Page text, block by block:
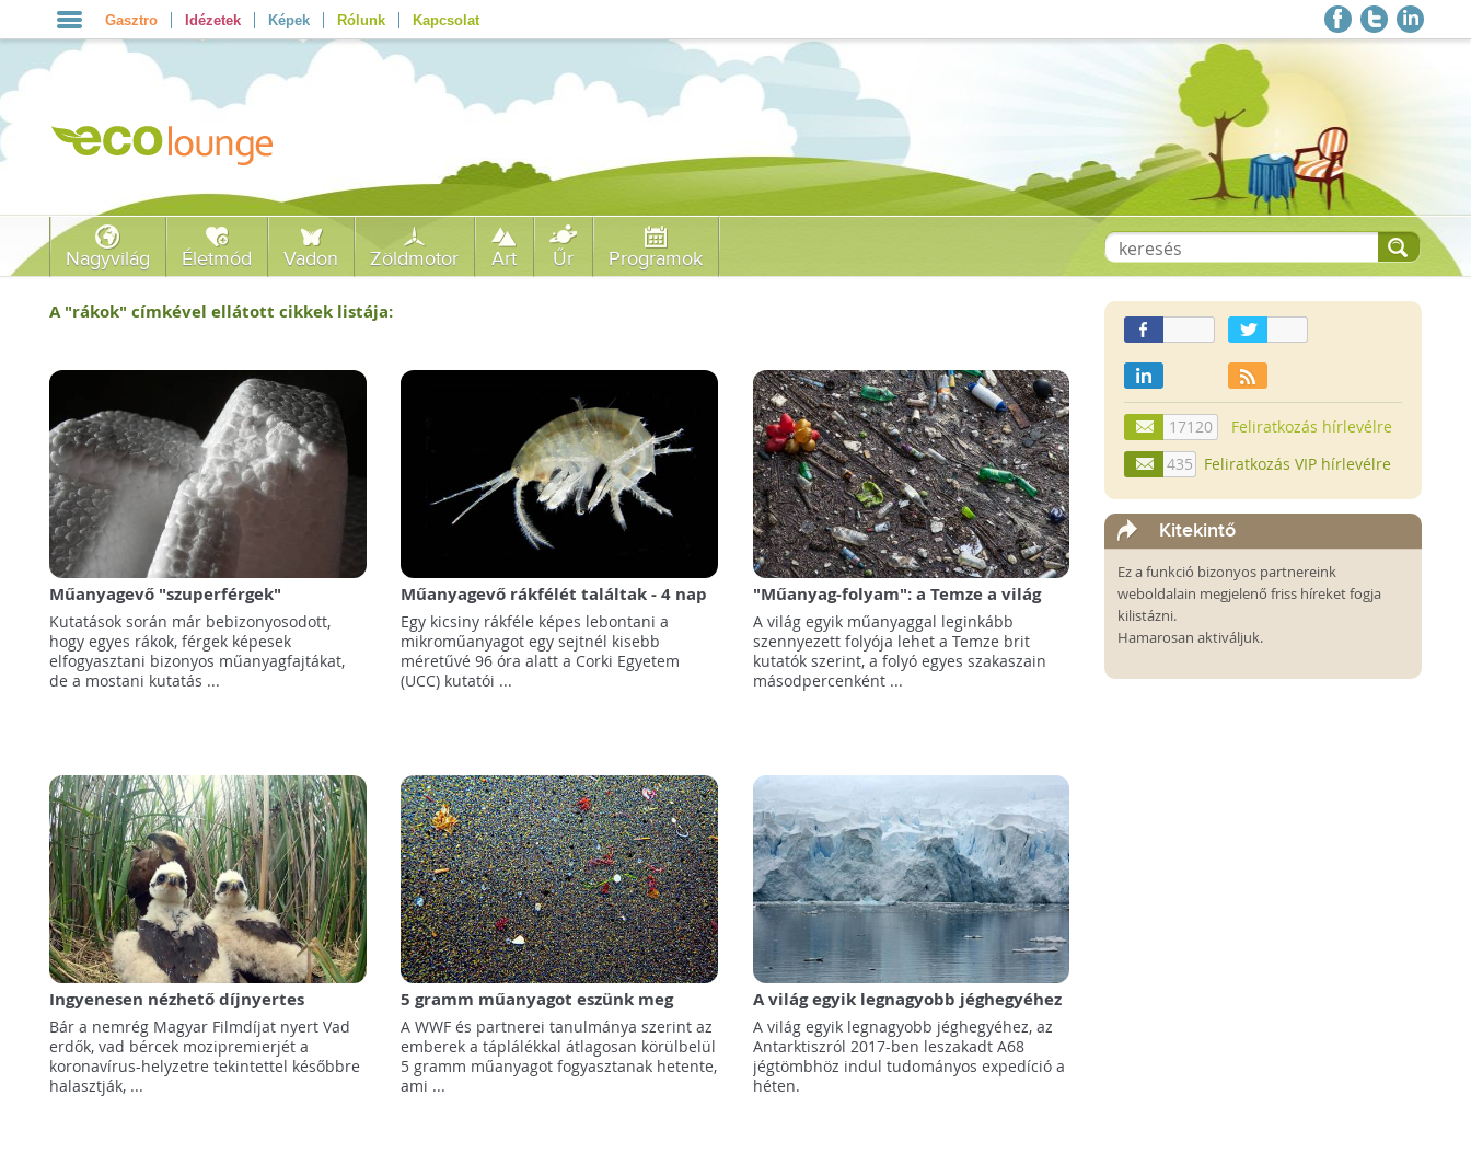
Gasztro Idézetek Képek Rólunk Kapcsolat
Nagyvilág Életmód Vadon Zöldmotor Art Űr Programok
A "rákok" címkével ellátott cikkek listája:
Műanyagevő "szuperférgek"
segíthetnek a hulladék
ártalmatlanításában
Kutatások során már bebizonyosodott,
hogy egyes rákok, férgek képesek
elfogyasztani bizonyos műanyagfajtákat,
de a mostani kutatás ...
Műanyagevő rákfélét találtak - 4 nap
alatt képes lebontani a hulladékot
Egy kicsiny rákféle képes lebontani a
mikroműanyagot egy sejtnél kisebb
méretűvé 96 óra alatt a Corki Egyetem
(UCC) kutatói ...
"Műanyag-folyam": a Temze a világ
legszennyezettebb folyói között
A világ egyik műanyaggal leginkább
szennyezett folyója lehet a Temze brit
kutatók szerint, a folyó egyes szakaszain
másodpercenként ...
Ingyenesen nézhető díjnyertes
természetfilmek karantén idejére!
Bár a nemrég Magyar Filmdíjat nyert Vad
erdők, vad bércek mozipremierjét a
koronavírus-helyzetre tekintettel későbbre
halasztják, ...
5 gramm műanyagot eszünk meg
minden héten
A WWF és partnerei tanulmánya szerint az
emberek a táplálékkal átlagosan körülbelül
5 gramm műanyagot fogyasztanak hetente,
ami ...
A világ egyik legnagyobb jéghegyéhez
indul tudományos expedíció
A világ egyik legnagyobb jéghegyéhez, az
Antarktiszról 2017-ben leszakadt A68
jégtömbhöz indul tudományos expedíció a
héten.
17120
Feliratkozás hírlevélre
435
Feliratkozás VIP hírlevélre
Kitekintő
Ez a funkció bizonyos partnereink
weboldalain megjelenő friss híreket fogja
kilistázni.
Hamarosan aktiváljuk.